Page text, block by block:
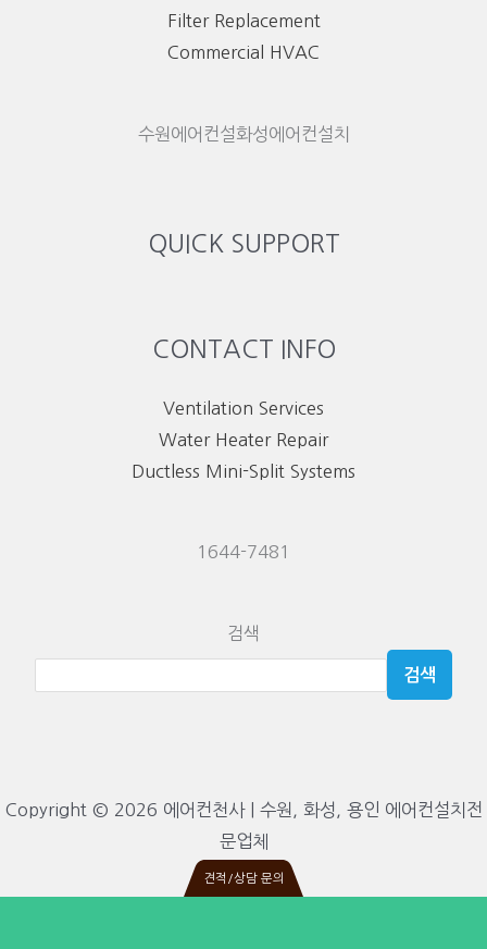
Filter Replacement
Commercial HVAC
수원에어컨설화성에어컨설치
QUICK SUPPORT
CONTACT INFO
Ventilation Services
Water Heater Repair
Ductless Mini-Split Systems
1644-7481
검색
검색
Copyright © 2026 에어컨천사 | 수원, 화성, 용인 에어컨설치전
문업체
견적/상담 문의